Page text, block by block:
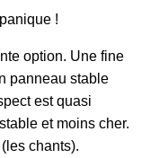
!
option. Une fine
panneau stable
est quasi
et moins cher.
chants).